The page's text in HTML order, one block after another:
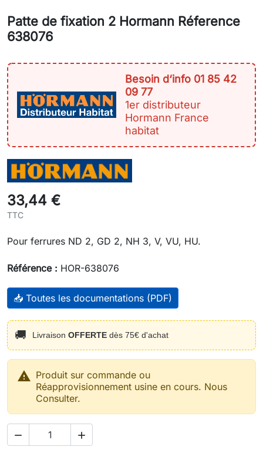
Patte de fixation 2 Hormann Réference
638076
Besoin d‘info 01 85 42
09 77
1er distributeur
Hormann France
habitat
33,44 €
TTC
Pour ferrures ND 2, GD 2, NH 3, V, VU, HU.
Référence : HOR-638076
📥 Toutes les documentations (PDF)
🚚 Livraison OFFERTE dès 75€ d'achat
 Produit sur commande ou
Réapprovisionnement usine en cours. Nous
Consulter.
 